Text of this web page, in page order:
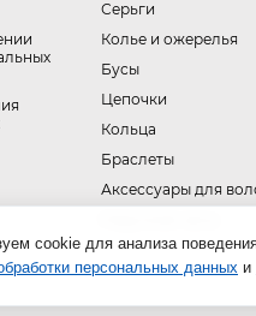
Серьги
Колье и ожерелья
Бусы
Цепочки
Кольца
Браслеты
Аксессуары для
cookie для анализа
персональных данных и